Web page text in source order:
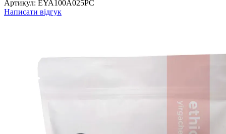
Артикул: EYA100A025PC
Написати відгук